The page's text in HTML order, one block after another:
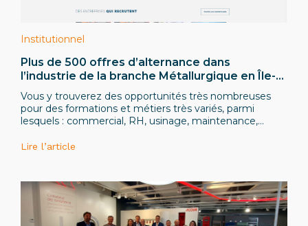
Institutionnel
Plus de 500 offres d’alternance dans
l’industrie de la branche Métallurgique en Île-
de-France sur le site L’Industrie Recrute !
Vous y trouverez des opportunités très nombreuses
pour des formations et métiers très variés, parmi
lesquels : commercial, RH, usinage, maintenance,
projets, etc.
Lire l’article